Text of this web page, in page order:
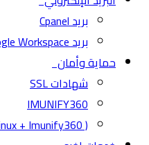
بريد Cpanel
بريد Google Workspace
حماية وأمان
شهادات SSL
IMUNIFY360
( CloudLinux + Imunify360 ) Bundle